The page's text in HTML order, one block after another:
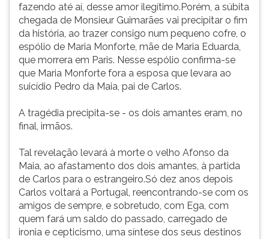
fazendo até aí, desse amor ilegítimo.Porém, a súbita
chegada de Monsieur Guimarães vai precipitar o fim
da história, ao trazer consigo num pequeno cofre, o
espólio de Maria Monforte, mãe de Maria Eduarda,
que morrera em Paris. Nesse espólio confirma-se
que Maria Monforte fora a esposa que levara ao
suicídio Pedro da Maia, pai de Carlos.
A tragédia precipita-se - os dois amantes eram, no
final, irmãos.
Tal revelação levará à morte o velho Afonso da
Maia, ao afastamento dos dois amantes, à partida
de Carlos para o estrangeiro.Só dez anos depois
Carlos voltará a Portugal, reencontrando-se com os
amigos de sempre, e sobretudo, com Ega, com
quem fará um saldo do passado, carregado de
ironia e cepticismo, uma síntese dos seus destinos